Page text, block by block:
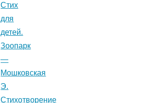
Стих
для
детей.
Зоопарк
—
Мошковская
Э.
Стихотворение